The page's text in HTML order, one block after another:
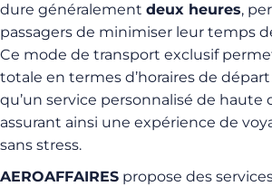
dure généralement deux heures,
passagers de minimiser leur temps
Ce mode de transport exclusif
totale en termes d’horaires de départ
qu’un service personnalisé de haute
assurant ainsi une expérience de
sans stress.
AEROAFFAIRES propose des